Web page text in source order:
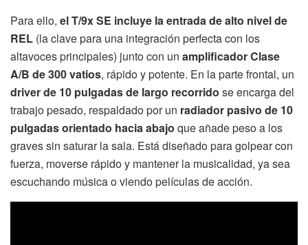
Para ello, el T/9x SE incluye la entrada de alto nivel de
REL (la clave para una integración perfecta con los
altavoces principales) junto con un amplificador Clase
A/B de 300 vatios, rápido y potente. En la parte frontal, un
driver de 10 pulgadas de largo recorrido se encarga del
trabajo pesado, respaldado por un radiador pasivo de 10
pulgadas orientado hacia abajo que añade peso a los
graves sin saturar la sala. Está diseñado para golpear con
fuerza, moverse rápido y mantener la musicalidad, ya sea
escuchando música o viendo películas de acción.